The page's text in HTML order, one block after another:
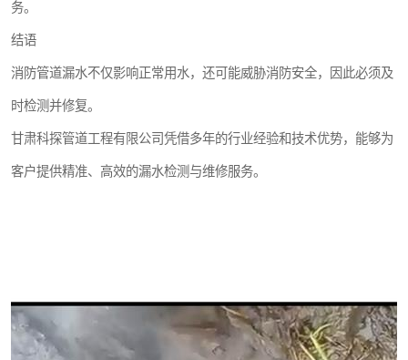
务。
结语
消防管道漏水不仅影响正常用水，还可能威胁消防安全，因此必须及
时检测并修复。
甘肃科探管道工程有限公司凭借多年的行业经验和技术优势，能够为
客户提供精准、高效的漏水检测与维修服务。